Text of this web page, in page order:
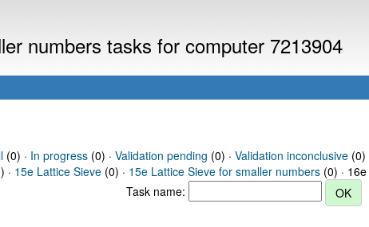
numbers tasks for computer 7213904
(0) · In progress(0) · Validation pending (0) · Validation inconclusive(0)
· 15e Lattice Sieve (0) · 15e Lattice Sieve for smaller numbers (0) ·
Task name: